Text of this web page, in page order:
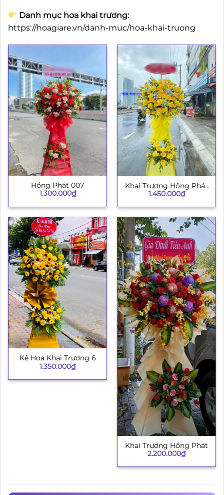
Danh mục hoa khai trương:
https://hoagiare.vn/danh-muc/hoa-khai-truong
Hồng Phát 007
1.300.000₫
Khai Trương Hồng Phát
003
1.450.000₫
Kệ Hoa Khai Trương 6
1.350.000₫
Khai Trương Hồng Phát
2.200.000₫